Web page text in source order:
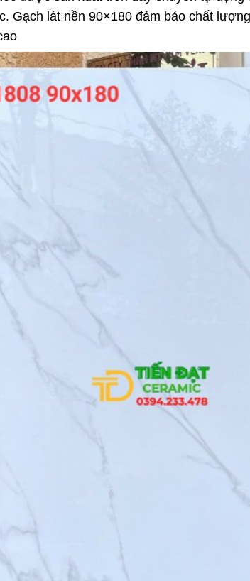
Gạch lát nền 90×180 đảm bảo chất